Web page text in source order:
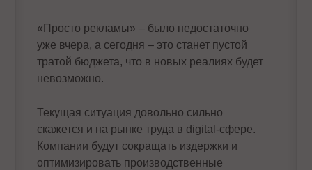
«Просто рекламы» – было недостаточно
уже вчера, а сегодня – это станет пустой
тратой бюджета, что в новых реалиях будет
невозможно.
Текущая ситуация довольно сильно
скажется и на рынке труда в digital-сфере.
Компании будут сокращать издержки и
оптимизировать производственные